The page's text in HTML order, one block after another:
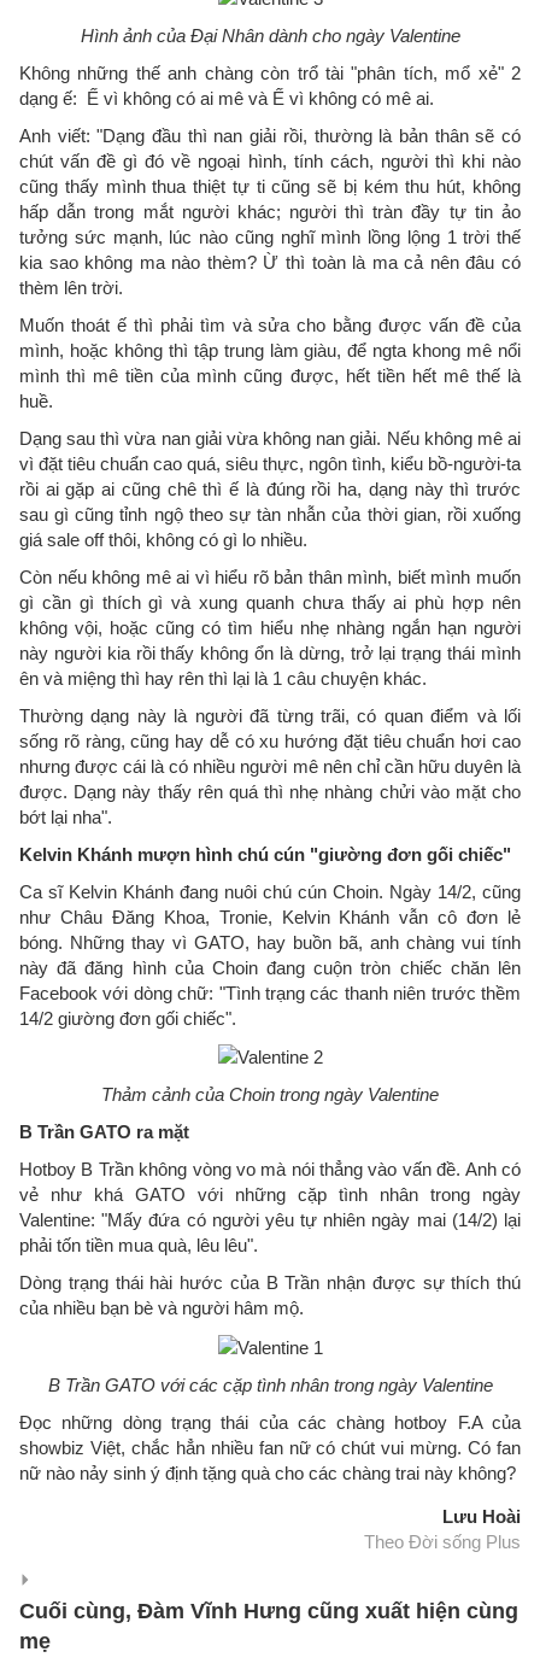
Hình ảnh của Đại Nhân dành cho ngày Valentine
Không những thế anh chàng còn trổ tài "phân tích, mổ xẻ" 2
dạng ế: Ế vì không có ai mê và Ế vì không có mê ai.
Anh viết: "Dạng đầu thì nan giải rồi, thường là bản thân sẽ có
chút vấn đề gì đó về ngoại hình, tính cách, người thì khi nào
cũng thấy mình thua thiệt tự ti cũng sẽ bị kém thu hút, không
hấp dẫn trong mắt người khác; người thì tràn đầy tự tin ảo
tưởng sức mạnh, lúc nào cũng nghĩ mình lồng lộng 1 trời thế
kia sao không ma nào thèm? Ừ thì toàn là ma cả nên đâu có
thèm lên trời.
Muốn thoát ế thì phải tìm và sửa cho bằng được vấn đề của
mình, hoặc không thì tập trung làm giàu, để ngta khong mê nổi
mình thì mê tiền của mình cũng được, hết tiền hết mê thế là
huề.
Dạng sau thì vừa nan giải vừa không nan giải. Nếu không mê ai
vì đặt tiêu chuẩn cao quá, siêu thực, ngôn tình, kiểu bồ-người-ta
rồi ai gặp ai cũng chê thì ế là đúng rồi ha, dạng này thì trước
sau gì cũng tỉnh ngộ theo sự tàn nhẫn của thời gian, rồi xuống
giá sale off thôi, không có gì lo nhiều.
Còn nếu không mê ai vì hiểu rõ bản thân mình, biết mình muốn
gì cần gì thích gì và xung quanh chưa thấy ai phù hợp nên
không vội, hoặc cũng có tìm hiểu nhẹ nhàng ngắn hạn người
này người kia rồi thấy không ổn là dừng, trở lại trạng thái mình
ên và miệng thì hay rên thì lại là 1 câu chuyện khác.
Thường dạng này là người đã từng trãi, có quan điểm và lối
sống rõ ràng, cũng hay dễ có xu hướng đặt tiêu chuẩn hơi cao
nhưng được cái là có nhiều người mê nên chỉ cần hữu duyên là
được. Dạng này thấy rên quá thì nhẹ nhàng chửi vào mặt cho
bớt lại nha".
Kelvin Khánh mượn hình chú cún "giường đơn gối chiếc"
Ca sĩ Kelvin Khánh đang nuôi chú cún Choin. Ngày 14/2, cũng
như Châu Đăng Khoa, Tronie, Kelvin Khánh vẫn cô đơn lẻ
bóng. Những thay vì GATO, hay buồn bã, anh chàng vui tính
này đã đăng hình của Choin đang cuộn tròn chiếc chăn lên
Facebook với dòng chữ: "Tình trạng các thanh niên trước thềm
14/2 giường đơn gối chiếc".
Thảm cảnh của Choin trong ngày Valentine
B Trần GATO ra mặt
Hotboy B Trần không vòng vo mà nói thẳng vào vấn đề. Anh có
vẻ như khá GATO với những cặp tình nhân trong ngày
Valentine: "Mấy đứa có người yêu tự nhiên ngày mai (14/2) lại
phải tốn tiền mua quà, lêu lêu".
Dòng trạng thái hài hước của B Trần nhận được sự thích thú
của nhiều bạn bè và người hâm mộ.
B Trần GATO với các cặp tình nhân trong ngày Valentine
Đọc những dòng trạng thái của các chàng hotboy F.A của
showbiz Việt, chắc hẳn nhiều fan nữ có chút vui mừng. Có fan
nữ nào nảy sinh ý định tặng quà cho các chàng trai này không?
Lưu Hoài
Theo Đời sống Plus
Cuối cùng, Đàm Vĩnh Hưng cũng xuất hiện cùng
mẹ